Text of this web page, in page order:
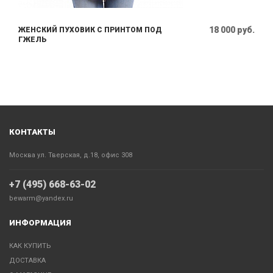
ЖЕНСКИЙ ПУХОВИК С ПРИНТОМ ПОД
ГЖЕЛЬ
18 000 руб.
КОНТАКТЫ
Москва ул. Тверская, д.18, офис 308
+7 (495) 668-63-02
bewarm@yandex.ru
ИНФОРМАЦИЯ
КАК КУПИТЬ
ДОСТАВКА